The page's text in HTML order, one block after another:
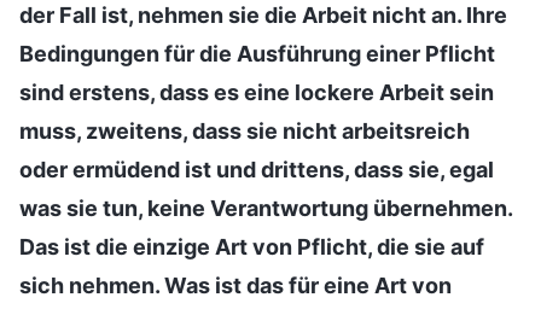
der Fall ist, nehmen sie die Arbeit nicht an. Ihre
Bedingungen für die Ausführung einer Pflicht
sind erstens, dass es eine lockere Arbeit sein
muss, zweitens, dass sie nicht arbeitsreich
oder ermüdend ist und drittens, dass sie, egal
was sie tun, keine Verantwortung übernehmen.
Das ist die einzige Art von Pflicht, die sie auf
sich nehmen. Was ist das für eine Art von